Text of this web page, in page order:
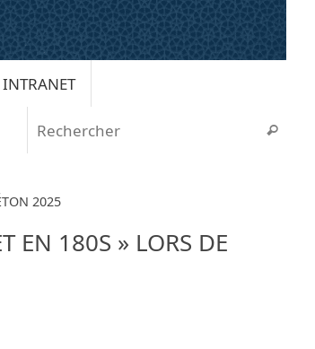
INTRANET
2025
EN 180S » LORS DE